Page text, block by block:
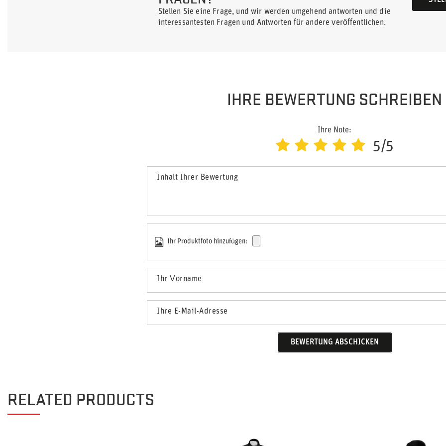
Stellen Sie eine Frage, und wir werden umgehend antworten und die
interessantesten Fragen und Antworten für andere veröffentlichen.
IHRE BEWERTUNG SCHREIBEN
Ihre Note:
5/5
Inhalt Ihrer Bewertung
Ihr Produktfoto hinzufügen:
Ihr Vorname
Ihre E-Mail-Adresse
BEWERTUNG ABSCHICKEN
RELATED PRODUCTS